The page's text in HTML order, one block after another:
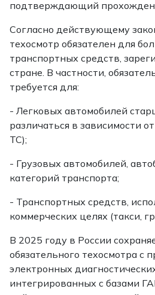
подтверждающий
Согласно действующему
техосмотр обязателен для
транспортных средств,
стране. В частности,
требуется для:
- Легковых автомобилей
различаться в зависимости
ТС);
- Грузовых автомобилей,
категорий транспорта;
- Транспортных средств,
коммерческих целях (такси,
В 2025 году в России
обязательного техосмотра с
электронных
интегрированных с базами